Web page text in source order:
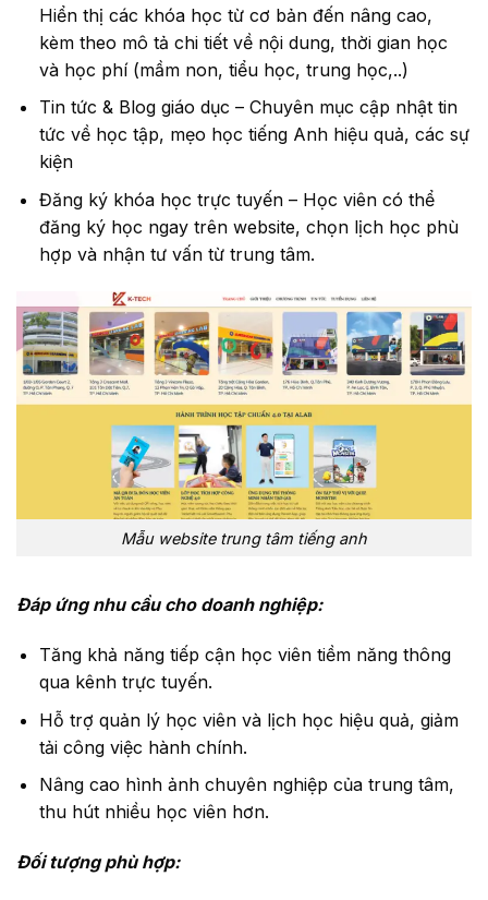
Hiển thị các khóa học từ cơ bản đến nâng cao,
kèm theo mô tả chi tiết về nội dung, thời gian học
và học phí (mầm non, tiểu học, trung học,..)
Tin tức & Blog giáo dục – Chuyên mục cập nhật tin
tức về học tập, mẹo học tiếng Anh hiệu quả, các sự
kiện
Đăng ký khóa học trực tuyến – Học viên có thể
đăng ký học ngay trên website, chọn lịch học phù
hợp và nhận tư vấn từ trung tâm.
Mẫu website trung tâm tiếng anh
Đáp ứng nhu cầu cho doanh nghiệp:
Tăng khả năng tiếp cận học viên tiềm năng thông
qua kênh trực tuyến.
Hỗ trợ quản lý học viên và lịch học hiệu quả, giảm
tải công việc hành chính.
Nâng cao hình ảnh chuyên nghiệp của trung tâm,
thu hút nhiều học viên hơn.
Đối tượng phù hợp: